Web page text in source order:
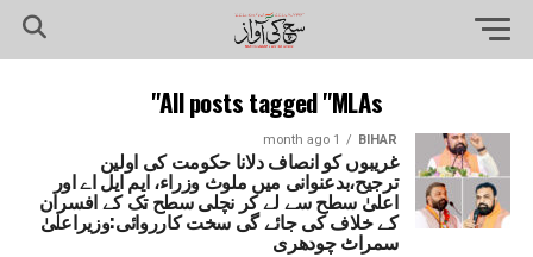
All posts tagged "MLAs"
BIHAR
1 month ago
غریبوں کو انصاف دلانا حکومت کی اولین
ترجیح،بدعنوانی میں ملوث وزراء، ایم ایل اے اور
اعلیٰ سطح سے لے کر نچلی سطح تک کے افسران
کے خلاف کی جائے گی سخت کارروائی:وزیراعلیٰ
سمراٹ چودھری